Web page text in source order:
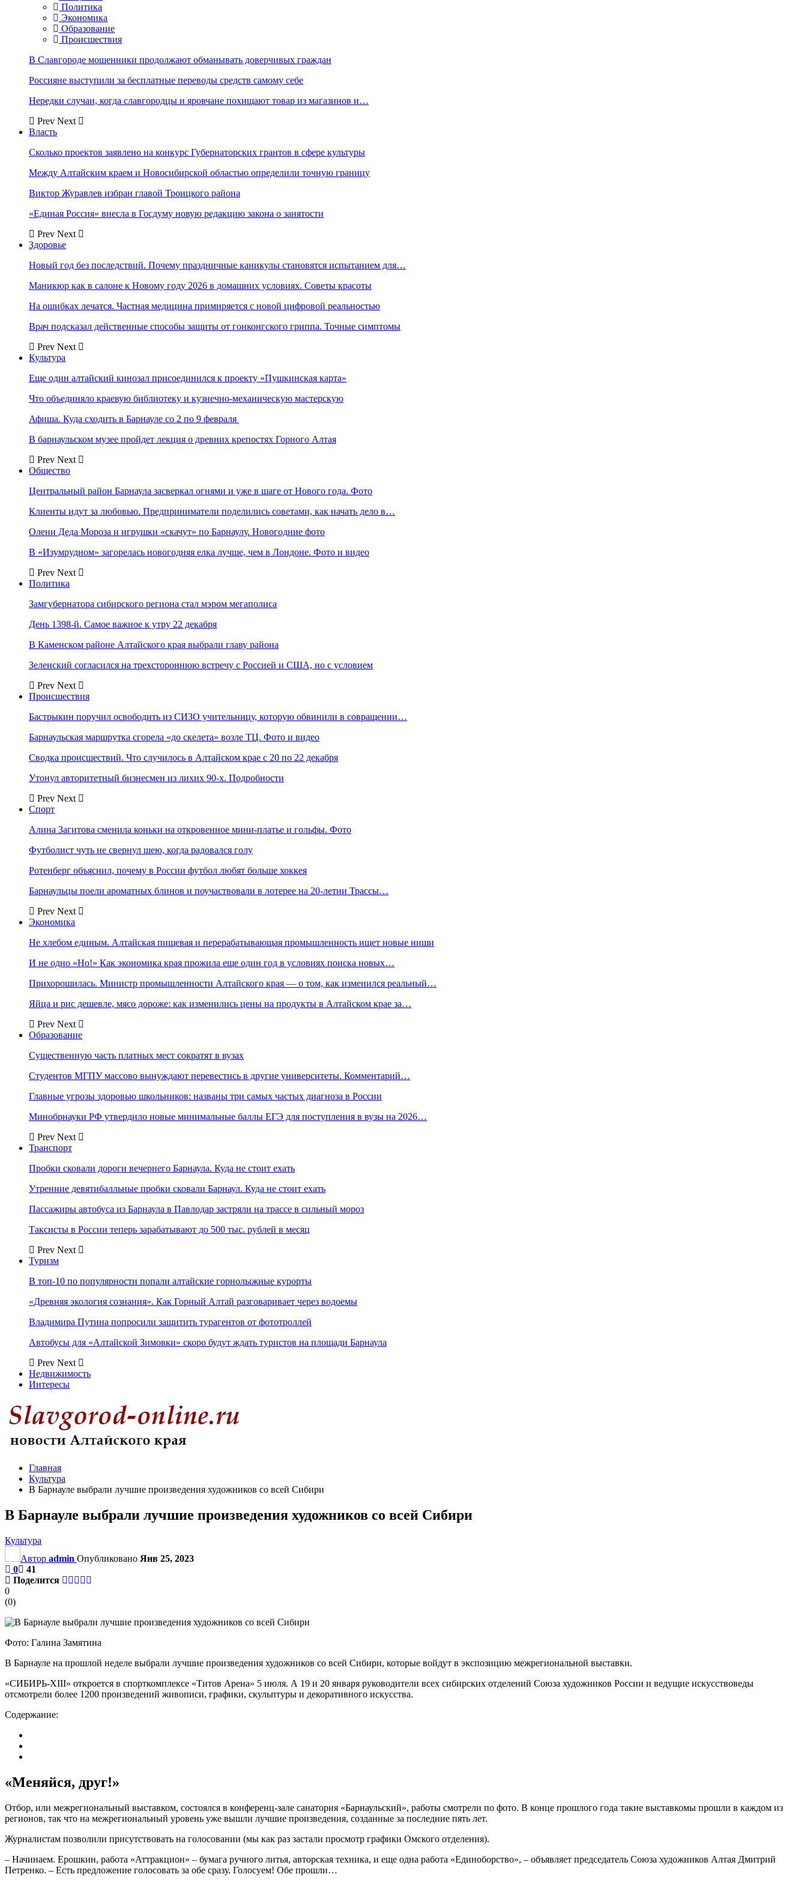
Политика
Экономика
Образование
Происшествия
В Славгороде мошенники продолжают обманывать доверчивых граждан
Россияне выступили за бесплатные переводы средств самому себе
Нередки случаи, когда славгородцы и яровчане похищают товар из магазинов и…
Prev Next
Власть
Сколько проектов заявлено на конкурс Губернаторских грантов в сфере культуры
Между Алтайским краем и Новосибирской областью определили точную границу
Виктор Журавлев избран главой Троицкого района
«Единая Россия» внесла в Госдуму новую редакцию закона о занятости
Prev Next
Здоровье
Новый год без последствий. Почему праздничные каникулы становятся испытанием для…
Маникюр как в салоне к Новому году 2026 в домашних условиях. Советы красоты
На ошибках лечатся. Частная медицина примиряется с новой цифровой реальностью
Врач подсказал действенные способы защиты от гонконгского гриппа. Точные симптомы
Prev Next
Культура
Еще один алтайский кинозал присоединился к проекту «Пушкинская карта»
Что объединяло краевую библиотеку и кузнечно-механическую мастерскую
Афиша. Куда сходить в Барнауле со 2 по 9 февраля
В барнаульском музее пройдет лекция о древних крепостях Горного Алтая
Prev Next
Общество
Центральный район Барнаула засверкал огнями и уже в шаге от Нового года. Фото
Клиенты идут за любовью. Предприниматели поделились советами, как начать дело в…
Олени Деда Мороза и игрушки «скачут» по Барнаулу. Новогодние фото
В «Изумрудном» загорелась новогодняя елка лучше, чем в Лондоне. Фото и видео
Prev Next
Политика
Замгубернатора сибирского региона стал мэром мегаполиса
День 1398-й. Самое важное к утру 22 декабря
В Каменском районе Алтайского края выбрали главу района
Зеленский согласился на трехстороннюю встречу с Россией и США, но с условием
Prev Next
Происшествия
Бастрыкин поручил освободить из СИЗО учительницу, которую обвинили в совращении…
Барнаульская маршрутка сгорела «до скелета» возле ТЦ. Фото и видео
Сводка происшествий. Что случилось в Алтайском крае с 20 по 22 декабря
Утонул авторитетный бизнесмен из лихих 90-х. Подробности
Prev Next
Спорт
Алина Загитова сменила коньки на откровенное мини-платье и гольфы. Фото
Футболист чуть не свернул шею, когда радовался голу
Ротенберг объяснил, почему в России футбол любят больше хоккея
Барнаульцы поели ароматных блинов и поучаствовали в лотерее на 20-летии Трассы…
Prev Next
Экономика
Не хлебом единым. Алтайская пищевая и перерабатывающая промышленность ищет новые ниши
И не одно «Но!» Как экономика края прожила еще один год в условиях поиска новых…
Прихорошилась. Министр промышленности Алтайского края — о том, как изменился реальный…
Яйца и рис дешевле, мясо дороже: как изменились цены на продукты в Алтайском крае за…
Prev Next
Образование
Существенную часть платных мест сократят в вузах
Студентов МГПУ массово вынуждают перевестись в другие университеты. Комментарий…
Главные угрозы здоровью школьников: названы три самых частых диагноза в России
Минобрнауки РФ утвердило новые минимальные баллы ЕГЭ для поступления в вузы на 2026…
Prev Next
Транспорт
Пробки сковали дороги вечернего Барнаула. Куда не стоит ехать
Утренние девятибалльные пробки сковали Барнаул. Куда не стоит ехать
Пассажиры автобуса из Барнаула в Павлодар застряли на трассе в сильный мороз
Таксисты в России теперь зарабатывают до 500 тыс. рублей в месяц
Prev Next
Туризм
В топ-10 по популярности попали алтайские горнолыжные курорты
«Древняя экология сознания». Как Горный Алтай разговаривает через водоемы
Владимира Путина попросили защитить турагентов от фототроллей
Автобусы для «Алтайской Зимовки» скоро будут ждать туристов на площади Барнаула
Prev Next
Недвижимость
Интересы
Главная
Культура
В Барнауле выбрали лучшие произведения художников со всей Сибири
В Барнауле выбрали лучшие произведения художников со всей Сибири
Культура
Автор admin Опубликовано Янв 25, 2023
0
41
Поделится
0
(0)
Фото: Галина Замятина
В Барнауле на прошлой неделе выбрали лучшие произведения художников со всей Сибири, которые войдут в экспозицию межрегиональной выставки.
«СИБИРЬ-XIII» откроется в спорткомплексе «Титов Арена» 5 июля. А 19 и 20 января руководители всех сибирских отделений Союза художников России и ведущие искусствоведы
отсмотрели более 1200 произведений живописи, графики, скульптуры и декоративного искусства.
Содержание:
«Меняйся, друг!»
Отбор, или межрегиональный выставком, состоялся в конференц-зале санатория «Барнаульский», работы смотрели по фото. В конце прошлого года такие выставкомы прошли в каждом из
регионов, так что на межрегиональный уровень уже вышли лучшие произведения, созданные за последние пять лет.
Журналистам позволили присутствовать на голосовании (мы как раз застали просмотр графики Омского отделения).
– Начинаем. Ерошкин, работа «Аттракцион» – бумага ручного литья, авторская техника, и еще одна работа «Единоборство», – объявляет председатель Союза художников Алтая Дмитрий
Петренко. – Есть предложение голосовать за обе сразу. Голосуем! Обе прошли…